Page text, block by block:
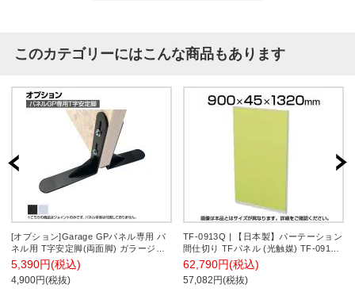
このカテゴリーにはこんな商品もあります
[オプション]Garage GPパネル専用 パ
ネル用 T字安定脚(両面脚) ガラージ
GP-TAK
5,390円(税込)
4,900円(税抜)
TF-0913Q | 【日本製】パーテーション
間仕切り TFパネル (光触媒) TF-0913Q
W4 幅900×奥行45×高さ1320mm プラ
ス(PLUS)
62,790円(税込)
57,082円(税抜)